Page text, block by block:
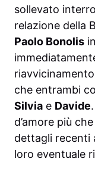
sollevato
relazione della
Paolo Bonolis
che entrambi
Silvia e Davide
d’amore più
dettagli recenti
loro eventuale